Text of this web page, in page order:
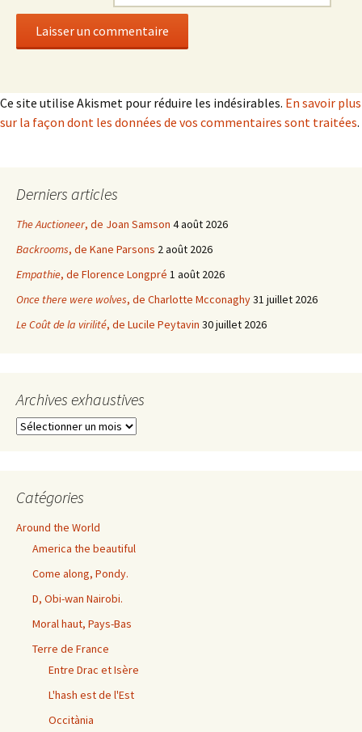
Ce site utilise Akismet pour réduire les indésirables. En savoir plus
sur la façon dont les données de vos commentaires sont traitées.
Derniers articles
The Auctioneer, de Joan Samson 4 août 2026
Backrooms, de Kane Parsons 2 août 2026
Empathie, de Florence Longpré 1 août 2026
Once there were wolves, de Charlotte Mcconaghy31 juillet 2026
Le Coût de la virilité, de Lucile Peytavin 30 juillet 2026
Archives exhaustives
Archives
Catégories
Around the World
America the beautiful
Come along, Pondy.
D, Obi-wan Nairobi.
Moral haut, Pays-Bas
Terre de France
Entre Drac et Isère
L'hash est de l'Est
Occitània